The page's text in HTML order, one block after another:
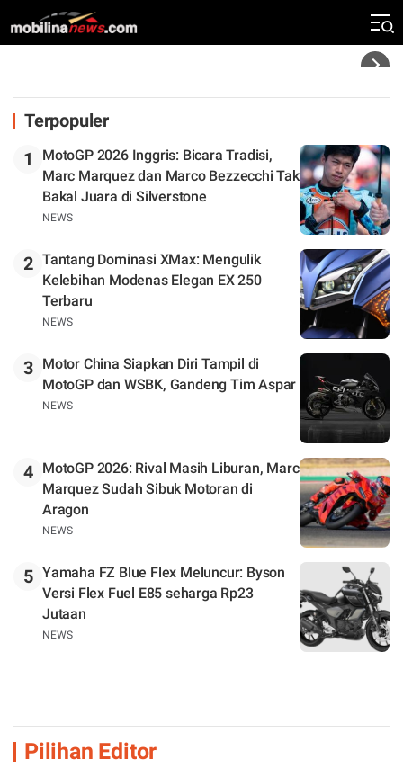
Silverstone. Seri Selanjutnya Belum Jelas
Terpopuler
1
MotoGP 2026 Inggris: Bicara Tradisi,
Marc Marquez dan Marco Bezzecchi Tak
Bakal Juara di Silverstone
NEWS
2 Tantang Dominasi XMax: Mengulik
Kelebihan Modenas Elegan EX 250
Terbaru
NEWS
3
Motor China Siapkan Diri Tampil di
MotoGP dan WSBK, Gandeng Tim Aspar
NEWS
4
MotoGP 2026: Rival Masih Liburan, Marc
Marquez Sudah Sibuk Motoran di
Aragon
NEWS
5 Yamaha FZ Blue Flex Meluncur: Byson
Versi Flex Fuel E85 seharga Rp23
Jutaan
NEWS
Pilihan Editor